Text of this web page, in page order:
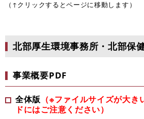
（↑クリックするとページに移動します）
北部厚生環境事務所・北部保
事業概要PDF
全体版 （※ファイルサイズが大
ドにはご注意ください）